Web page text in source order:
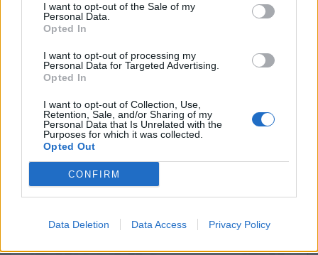
I want to opt-out of the Sale of my
Personal Data.
Opted In
I want to opt-out of processing my
Personal Data for Targeted Advertising.
Opted In
I want to opt-out of Collection, Use,
Retention, Sale, and/or Sharing of my
Personal Data that Is Unrelated with the
Purposes for which it was collected.
Opted Out
CONFIRM
Data Deletion Data Access Privacy Policy
ΟΡΙΣΤΙΚΟΠΟΙΗΣΗ ΠΛΗΡΩΜΗΣ
ΟΡΙΣΤΙΚΟΠΟΙΗΣΗ ΠΛΗΡΩΜΗΣ
υφιστάμενης ποσότητας εντός των κλινών διήθησης της Μ.Ε.Υ.Α
/ Ε.Ε.Λ Λαμίας
ΟΡΙΣΤΙΚΟΠΟΙΗΣΗ ΠΛΗΡΩΜΗΣ
ΟΡΙΣΤΙΚΟΠΟΙΗΣΗ ΠΛΗΡΩΜΗΣ
Μεταφορά επιπλέον ποσότητας χαλαζιακής άμμου στην
Μ.Ε.Υ.Α/Ε.Ε.Λ Λαμίας
Μεταφορά χαλαζιακής άμμου στην Μ.Ε.Υ.Α/Ε.Ε.Λ Λαμίας
ΠΛΗΡΩΜΗ ΤΕΛΩΝ ΚΥΚΛΟΦΟΡΙΑΣ ΜΗΧΑΝΗΜΑΤΩΝ ΕΡΓΟΥ
ΕΤΟΥΣ 2026
Διαπιστωτική Πράξη Απόσπασης Εργαζομένου.
Απόφαση μείωση εγγυήσεων του έργου: «ΚΑΤΑΣΚΕΥΗ ΔΙΚΤΥΩΝ
ΑΠΟΧΕΤΕΥΣΗΣ ΟΙΚΙΣΜΩΝ ΛΕΚΑΝΗΣ ΣΠΕΡΧΕΙΟΥ ΜΕ ΑΠΟΔΕΚΤΗ